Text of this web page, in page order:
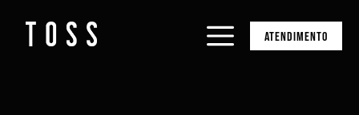
ATENDIMENTO